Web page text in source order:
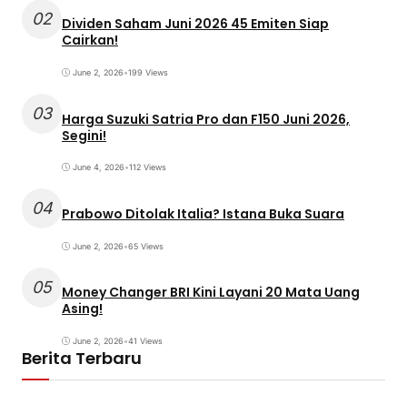
02 Dividen Saham Juni 2026 45 Emiten Siap
Cairkan!
June 2, 2026•199 Views
03 Harga Suzuki Satria Pro dan F150 Juni 2026,
Segini!
June 4, 2026•112 Views
04 Prabowo Ditolak Italia? Istana Buka Suara
June 2, 2026•65 Views
05 Money Changer BRI Kini Layani 20 Mata Uang
Asing!
June 2, 2026•41 Views
Berita Terbaru